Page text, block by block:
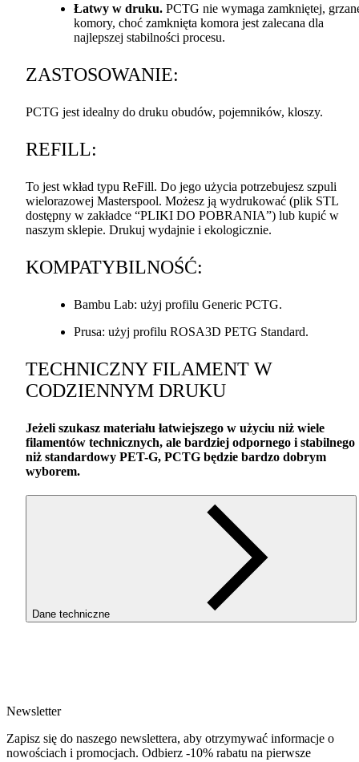
Łatwy w druku. PCTG nie wymaga zamkniętej,
komory, choć zamknięta komora jest zalecana dla
najlepszej stabilności procesu.
ZASTOSOWANIE:
PCTG jest idealny do druku obudów, pojemników, kloszy.
REFILL:
To jest wkład typu ReFill. Do jego użycia potrzebujesz szpuli
wielorazowej Masterspool. Możesz ją wydrukować (plik STL
dostępny w zakładce “PLIKI DO POBRANIA”) lub kupić w
naszym sklepie. Drukuj wydajnie i ekologicznie.
KOMPATYBILNOŚĆ:
Bambu Lab: użyj profilu Generic PCTG.
Prusa: użyj profilu ROSA3D PETG Standard.
TECHNICZNY FILAMENT W
CODZIENNYM DRUKU
Jeżeli szukasz materiału łatwiejszego w użyciu niż wiele
filamentów technicznych, ale bardziej odpornego i stabilnego
niż standardowy PET-G, PCTG będzie bardzo dobrym
wyborem.
Dane techniczne
Waga netto [kg]
Średnica [mm]
1.75
Newsletter
Zapisz się do naszego newslettera, aby otrzymywać informacje o
nowościach i promocjach. Odbierz -10% rabatu na pierwsze